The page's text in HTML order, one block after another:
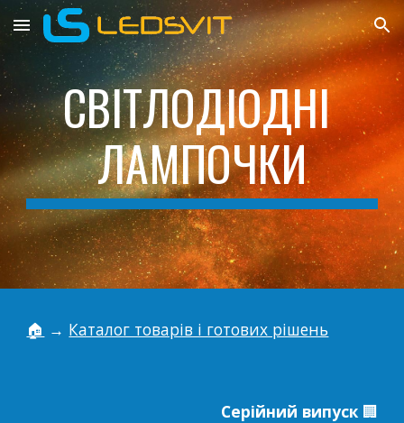
Skip to main content Skip to navigation
СВІТЛОДІОДНІ
ЛАМПОЧКИ
🏠 → Каталог товарів і готових рішень
Серійний випуск 🏢